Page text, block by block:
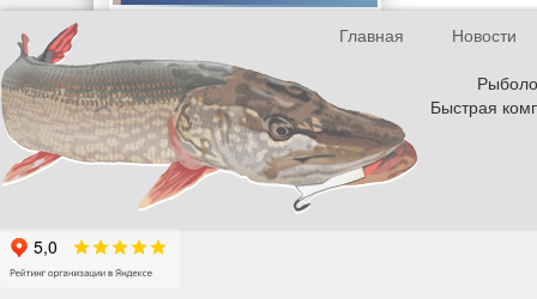
Главная
Новости
Быстрая